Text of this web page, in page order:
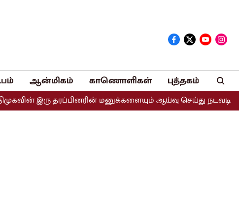
ஆன்மிகம் காணொளிகள் புத்தகம்
இரு தரப்பினரின் மனுக்களையும் ஆய்வு செய்து நடவடிக்கை